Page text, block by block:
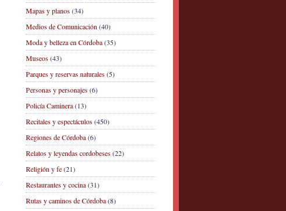
Mapas y planos(34)
Medios de Comunicación (40)
Moda y belleza en Córdoba(35)
Museos(43)
Parques y reservas naturales(5)
Personas y personajes(6)
Policía Caminera(13)
Recitales y espectáculos(450)
Regiones de Córdoba(6)
Relatos y leyendas cordobeses(22)
Religión y fe(21)
Restaurantes y cocina(31)
Rutas y caminos de Córdoba(8)